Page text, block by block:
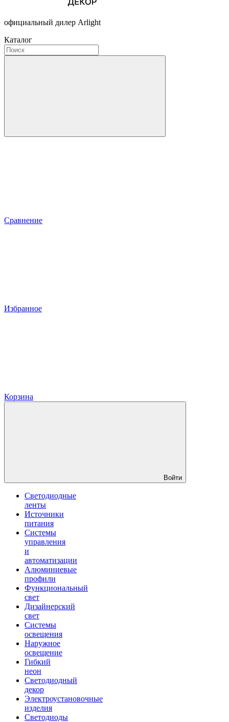
официальный дилер Arlight
Каталог
Сравнение
Избранное
Корзина
Войти
Светодиодные
ленты
Источники
питания
Системы
управления
и
автоматизации
Алюминиевые
профили
Функциональный
свет
Дизайнерский
свет
Системы
освещения
Наружное
освещение
Гибкий
неон
Светодиодный
декор
Электроустановочные
изделия
Светодиоды